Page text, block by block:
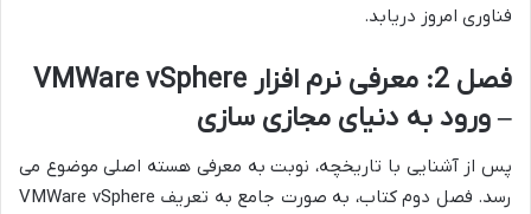
فناوری امروز دریابد.
فصل 2: معرفی نرم افزار VMWare vSphere
– ورود به دنیای مجازی سازی
پس از آشنایی با تاریخچه، نوبت به معرفی هسته اصلی موضوع می
رسد. فصل دوم کتاب، به صورت جامع به تعریف VMWare vSphere